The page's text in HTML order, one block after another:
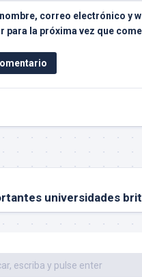
correo electrónico y
para la próxima vez que